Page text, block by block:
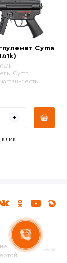
пулемет Cyma
Cyma
есть
КЛИК